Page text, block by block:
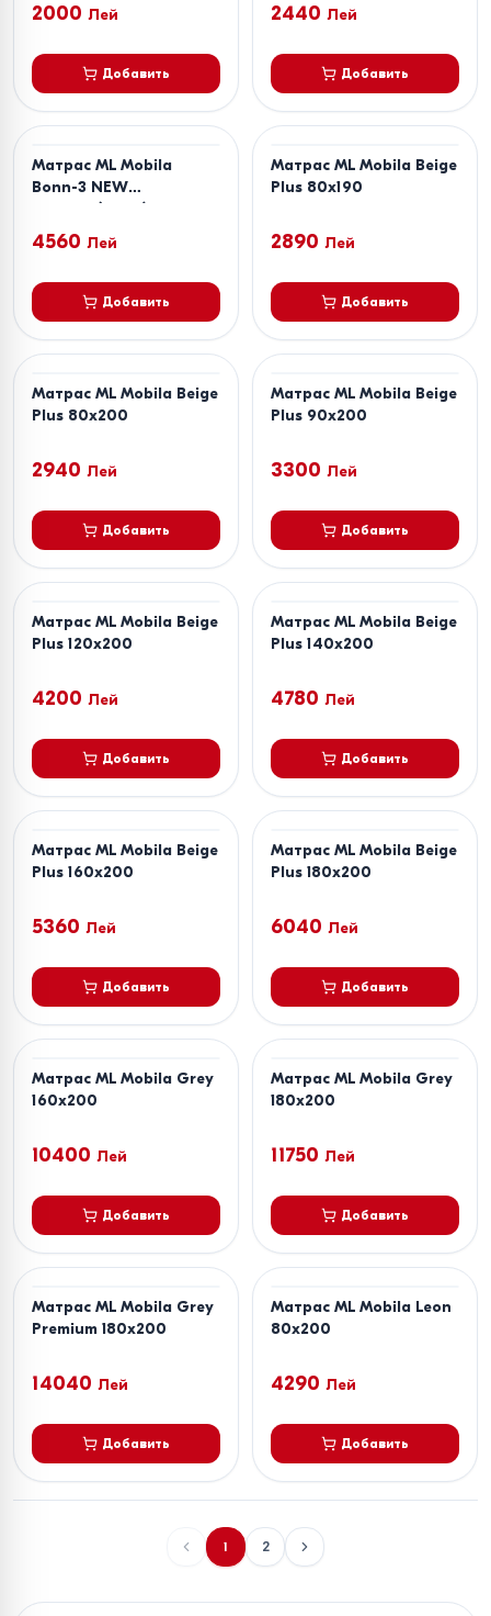
2000 Лей
Добавить
2440 Лей
Добавить
Матрас ML Mobila
Bonn-3 NEW
180х200(20cm)
4560 Лей
Добавить
Матрас ML Mobila Beige
Plus 80x190
2890 Лей
Добавить
Матрас ML Mobila Beige
Plus 80x200
2940 Лей
Добавить
Матрас ML Mobila Beige
Plus 90x200
3300 Лей
Добавить
Матрас ML Mobila Beige
Plus 120x200
4200 Лей
Добавить
Матрас ML Mobila Beige
Plus 140x200
4780 Лей
Добавить
Матрас ML Mobila Beige
Plus 160x200
5360 Лей
Добавить
Матрас ML Mobila Beige
Plus 180x200
6040 Лей
Добавить
Матрас ML Mobila Grey
160x200
10400 Лей
Добавить
Матрас ML Mobila Grey
180x200
11750 Лей
Добавить
Матрас ML Mobila Grey
Premium 180x200
14040 Лей
Добавить
Матрас ML Mobila Leon
80x200
4290 Лей
Добавить
1 2